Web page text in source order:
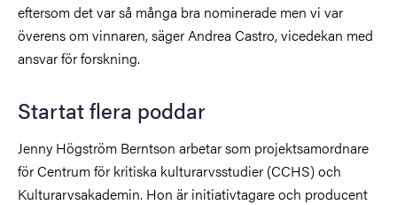
eftersom det var så många bra nominerade men vi var
överens om vinnaren, säger Andrea Castro, vicedekan med
ansvar för forskning.
Startat flera poddar
Jenny Högström Berntson arbetar som projektsamordnare
för Centrum för kritiska kulturarvsstudier (CCHS) och
Kulturarvsakademin. Hon är initiativtagare och producent